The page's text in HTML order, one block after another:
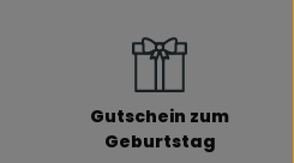
Gutschein zum
Geburtstag